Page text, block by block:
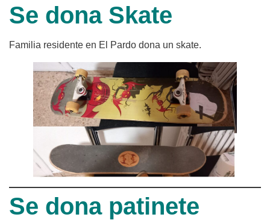
Se dona Skate
Familia residente en El Pardo dona un skate.
Se dona patinete